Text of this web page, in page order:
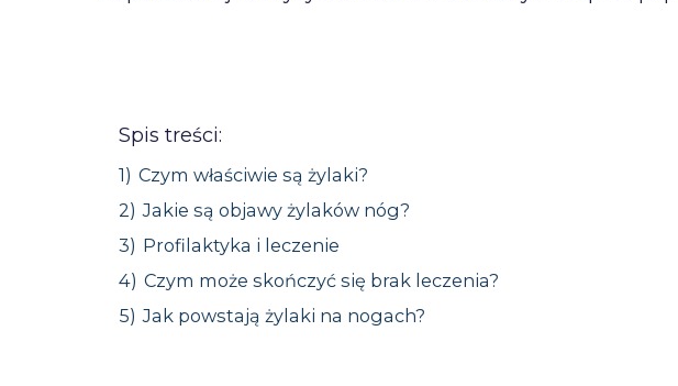
Spis treści:
1) Czym właściwie są żylaki?
2) Jakie są objawy żylaków nóg?
3) Profilaktyka i leczenie
4) Czym może skończyć się brak leczenia?
5) Jak powstają żylaki na nogach?